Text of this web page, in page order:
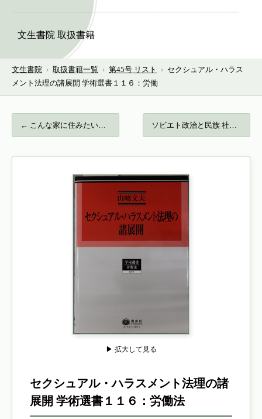
文生書院 取扱書籍
文生書院 › 取扱書籍一覧 › 第45号 リスト › セクシュアル・ハラス
メント法理の諸展開 学術選書１１６：労働
← こんな家に住みたいな あなたの個性をかた… ソビエト政治と民族 社会主義憲法論への架… →
▶ 拡大して見る
セクシュアル・ハラスメント法理の諸
展開 学術選書１１６：労働法